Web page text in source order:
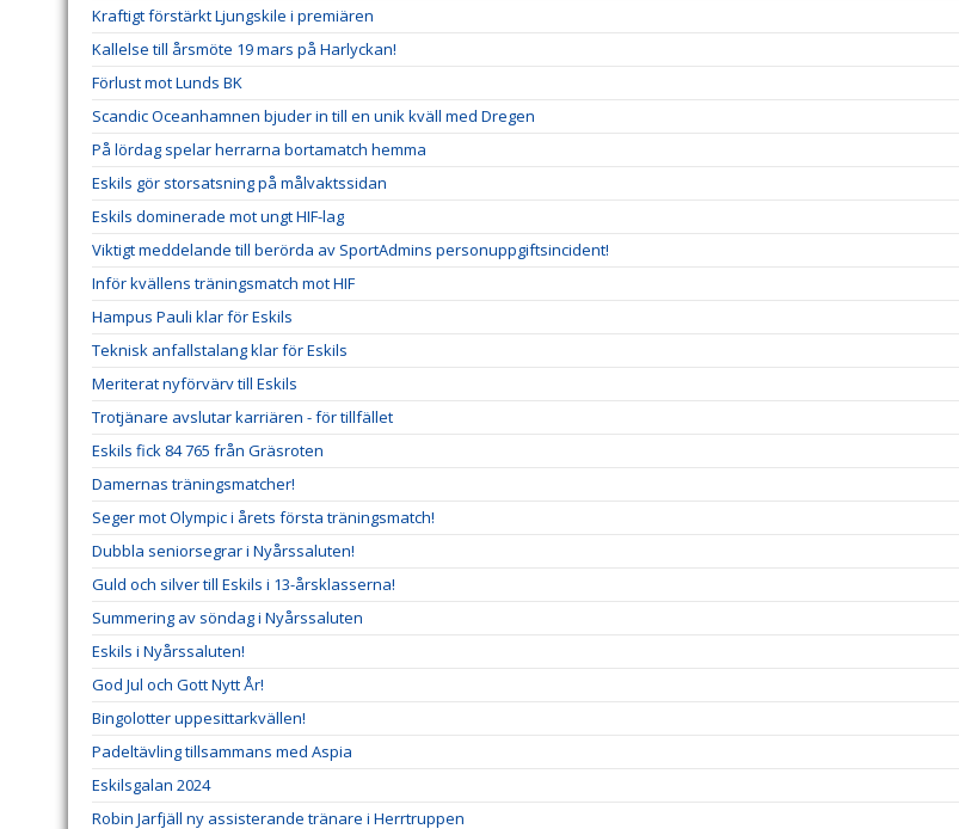
Kraftigt förstärkt Ljungskile i premiären
Kallelse till årsmöte 19 mars på Harlyckan!
Förlust mot Lunds BK
Scandic Oceanhamnen bjuder in till en unik kväll med Dregen
På lördag spelar herrarna bortamatch hemma
Eskils gör storsatsning på målvaktssidan
Eskils dominerade mot ungt HIF-lag
Viktigt meddelande till berörda av SportAdmins personuppgiftsincident!
Inför kvällens träningsmatch mot HIF
Hampus Pauli klar för Eskils
Teknisk anfallstalang klar för Eskils
Meriterat nyförvärv till Eskils
Trotjänare avslutar karriären - för tillfället
Eskils fick 84 765 från Gräsroten
Damernas träningsmatcher!
Seger mot Olympic i årets första träningsmatch!
Dubbla seniorsegrar i Nyårssaluten!
Guld och silver till Eskils i 13-årsklasserna!
Summering av söndag i Nyårssaluten
Eskils i Nyårssaluten!
God Jul och Gott Nytt År!
Bingolotter uppesittarkvällen!
Padeltävling tillsammans med Aspia
Eskilsgalan 2024
Robin Jarfjäll ny assisterande tränare i Herrtruppen